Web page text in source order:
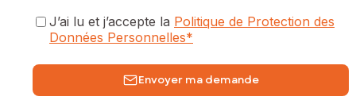
J’ai lu et j’accepte la Politique de Protection des
Données Personnelles*
Envoyer ma demande